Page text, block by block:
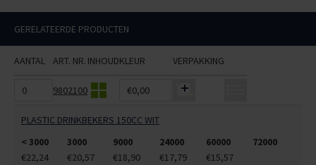
GERELATEERDE PRODUCTEN
AANTAL ART. NR. INHOUDKLEUR VERPAKKING
9802100 €0,00
PLASTIC DRINKBEKERS 150CC WIT
< 3000
3000 9000 24000 60000
72000
€22,24
€20,57 €18,90 €17,79 €15,57